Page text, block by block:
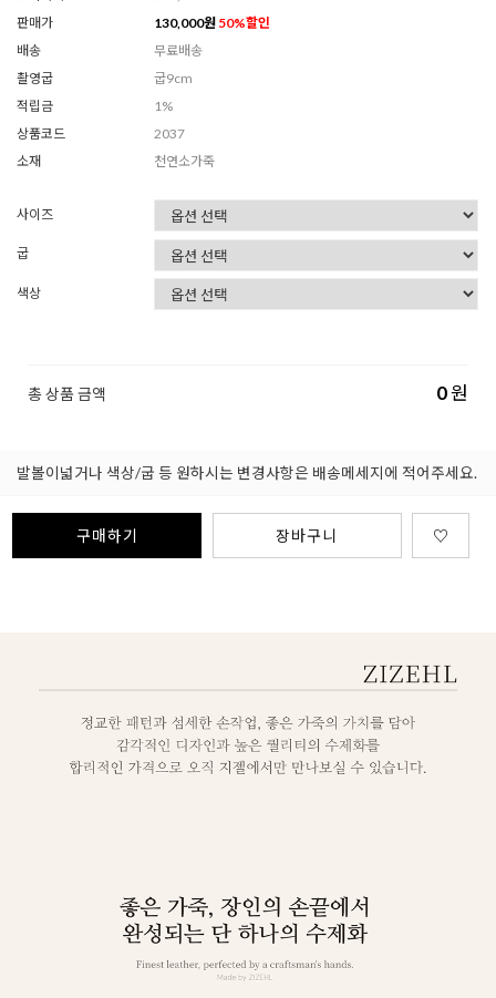
판매가
130,000원 50%할인
배송
무료배송
촬영굽
굽9cm
적립금
1%
상품코드
2037
소재
천연소가죽
사이즈
굽
색상
총 상품 금액 0원
발볼이넓거나 색상/굽 등 원하시는 변경사항은 배송메세지에 적어주세요.
구매하기 장바구니 ♡